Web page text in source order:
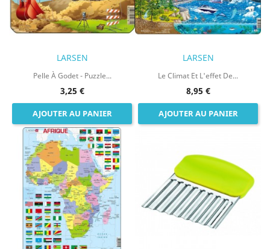
LARSEN
Pelle À Godet - Puzzle...
3,25 €
AJOUTER AU PANIER
LARSEN
Le Climat Et L'effet De...
8,95 €
AJOUTER AU PANIER